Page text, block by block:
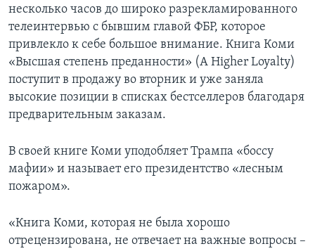
несколько часов до широко разрекламированного
телеинтервью с бывшим главой ФБР, которое
привлекло к себе большое внимание. Книга Коми
«Высшая степень преданности» (A Higher Loyalty)
поступит в продажу во вторник и уже заняла
высокие позиции в списках бестселлеров благодаря
предварительным заказам.
В своей книге Коми уподобляет Трампа «боссу
мафии» и называет его президентство «лесным
пожаром».
«Книга Коми, которая не была хорошо
отрецензирована, не отвечает на важные вопросы –